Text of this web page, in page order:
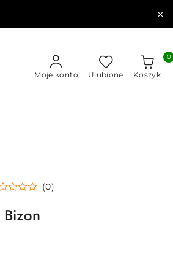
Moje konto Ulubione Koszyk
0
(0)